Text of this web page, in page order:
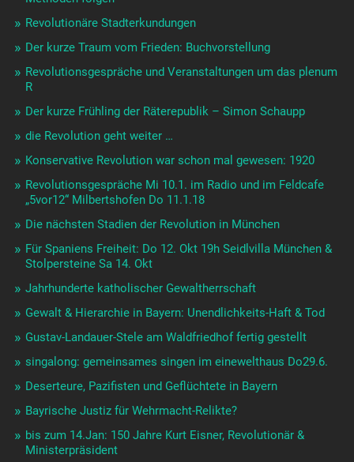
Revolutionäre Stadterkundungen
Der kurze Traum vom Frieden: Buchvorstellung
Revolutionsgespräche und Veranstaltungen um das plenum
R
Der kurze Frühling der Räterepublik – Simon Schaupp
die Revolution geht weiter …
Konservative Revolution war schon mal gewesen: 1920
Revolutionsgespräche Mi 10.1. im Radio und im Feldcafe
„5vor12“ Milbertshofen Do 11.1.18
Die nächsten Stadien der Revolution in München
Für Spaniens Freiheit: Do 12. Okt 19h Seidlvilla München &
Stolpersteine Sa 14. Okt
Jahrhunderte katholischer Gewaltherrschaft
Gewalt & Hierarchie in Bayern: Unendlichkeits-Haft & Tod
Gustav-Landauer-Stele am Waldfriedhof fertig gestellt
singalong: gemeinsames singen im einewelthaus Do29.6.
Deserteure, Pazifisten und Geflüchtete in Bayern
Bayrische Justiz für Wehrmacht-Relikte?
bis zum 14.Jan: 150 Jahre Kurt Eisner, Revolutionär &
Ministerpräsident